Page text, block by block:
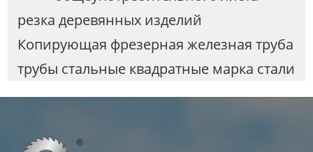
резка деревянных изделий
Копирующая фрезерная железная труба
трубы стальные квадратные марка стали